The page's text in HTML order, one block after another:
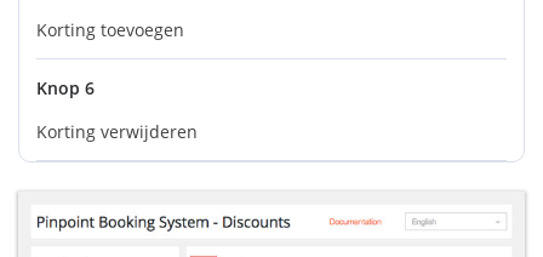
Korting toevoegen
Knop 6
Korting verwijderen